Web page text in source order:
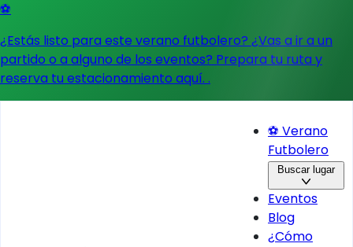
⚽
¿Estás listo para este verano futbolero? ¿Vas a ir a un
partido o a alguno de los eventos? Prepara tu ruta y
reserva tu estacionamiento aquí. .
⚽ Verano
Futbolero
Buscar lugar
Eventos
Blog
¿Cómo